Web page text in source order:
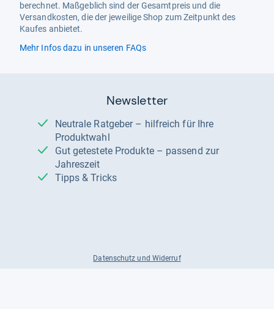
berechnet. Maßgeblich sind der Gesamtpreis und die
Versandkosten, die der jeweilige Shop zum Zeitpunkt des
Kaufes anbietet.
Mehr Infos dazu in unseren FAQs
Newsletter
Neutrale Ratgeber – hilfreich für Ihre
Produktwahl
Gut getestete Produkte – passend zur
Jahreszeit
Tipps & Tricks
Datenschutz und Widerruf